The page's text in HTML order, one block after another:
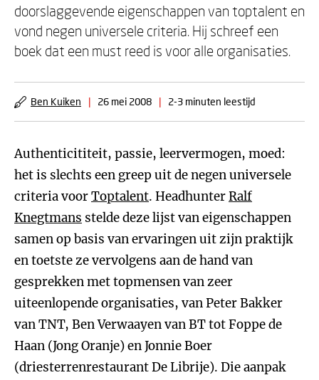
doorslaggevende eigenschappen van toptalent en
vond negen universele criteria. Hij schreef een
boek dat een must reed is voor alle organisaties.
Ben Kuiken | 26 mei 2008 | 2-3 minuten leestijd
Authenticititeit, passie, leervermogen, moed:
het is slechts een greep uit de negen universele
criteria voorToptalent. HeadhunterRalf
Knegtmans stelde deze lijst van eigenschappen
samen op basis van ervaringen uit zijn praktijk
en toetste ze vervolgens aan de hand van
gesprekken met topmensen van zeer
uiteenlopende organisaties, van Peter Bakker
van TNT, Ben Verwaayen van BT tot Foppe de
Haan (Jong Oranje) en Jonnie Boer
(driesterrenrestaurant De Librije). Die aanpak